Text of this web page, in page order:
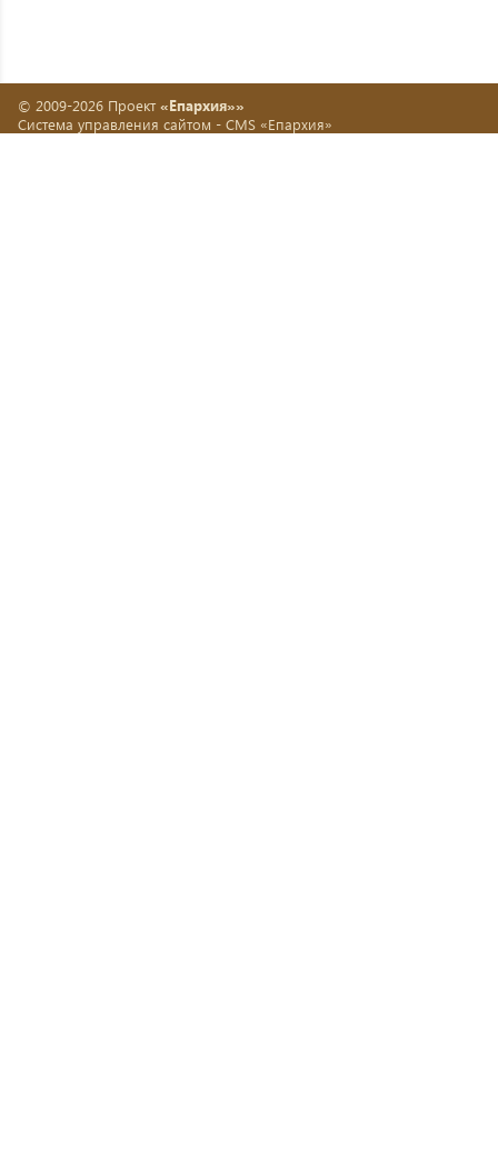
© 2009-2026 Проект «Епархия»»
Система управления сайтом - CMS «Епархия»